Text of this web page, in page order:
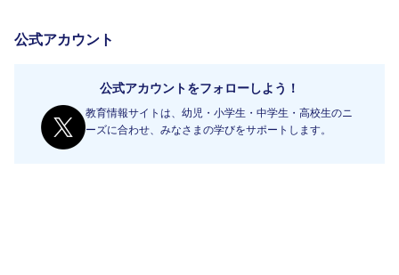
公式アカウント
公式アカウントをフォローしよう！
教育情報サイトは、幼児・小学生・中学生・高校生のニ
ーズに合わせ、みなさまの学びをサポートします。